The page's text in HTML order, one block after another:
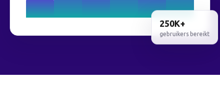
250K+
gebruikers bereikt